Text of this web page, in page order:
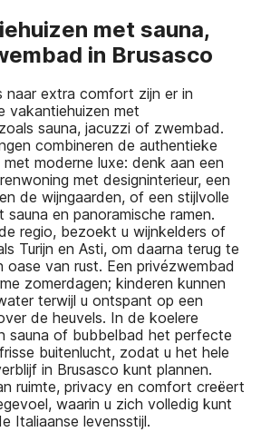
met sauna,
in Brusasco
naar extra comfort zijn er in
vakantiehuizen met
sauna, jacuzzi of zwembad.
combineren de authentieke
moderne luxe: denk aan een
met designinterieur, een
de wijngaarden, of een stijlvolle
en panoramische ramen.
regio, bezoekt u wijnkelders of
Turijn en Asti, om daarna terug te
oase van rust. Een privézwembad
zomerdagen; kinderen kunnen
terwijl u ontspant op een
de heuvels. In de koelere
sauna of bubbelbad het perfecte
buitenlucht, zodat u het hele
in Brusasco kunt plannen.
ruimte, privacy en comfort creëert
waarin u zich volledig kunt
Italiaanse levensstijl.